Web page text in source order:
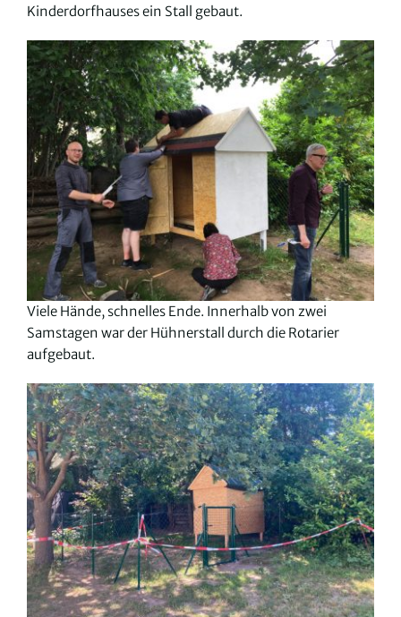
Kinderdorfhauses ein Stall gebaut.
Viele Hände, schnelles Ende. Innerhalb von zwei
Samstagen war der Hühnerstall durch die Rotarier
aufgebaut.